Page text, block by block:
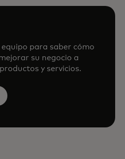
para saber cómo
su negocio a
y servicios.